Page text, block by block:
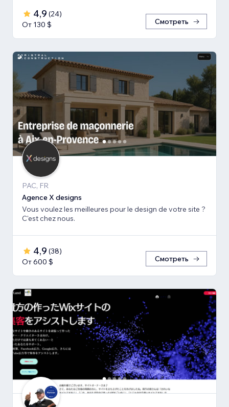
4,9 (24)
От 130 $
Смотреть
PAC, FR
Agence X designs
Vous voulez les meilleures pour le design de votre site ?
C'est chez nous.
4,9 (38)
От 600 $
Смотреть